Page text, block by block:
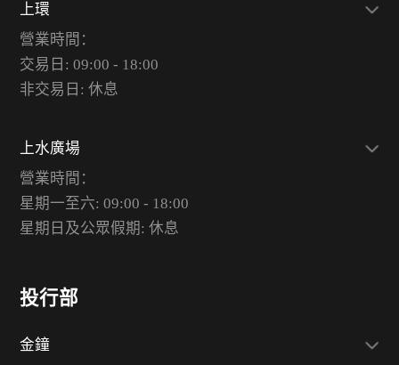
上環
營業時間：
交易日: 09:00 - 18:00
非交易日: 休息
上水廣場
營業時間：
星期一至六: 09:00 - 18:00
星期日及公眾假期: 休息
投行部
金鐘